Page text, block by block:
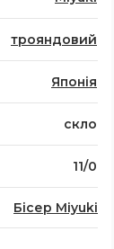
трояндовий
Японія
скло
11/0
Бісер Miyuki